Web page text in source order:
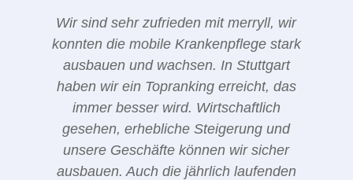
Wir sind sehr zufrieden mit merryll, wir
konnten die mobile Krankenpflege stark
ausbauen und wachsen. In Stuttgart
haben wir ein Topranking erreicht, das
immer besser wird. Wirtschaftlich
gesehen, erhebliche Steigerung und
unsere Geschäfte können wir sicher
ausbauen. Auch die jährlich laufenden